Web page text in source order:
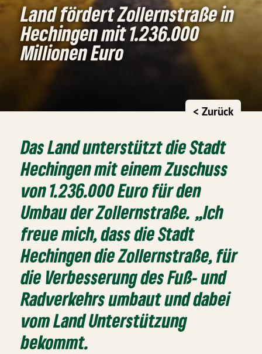
Land fördert Zollernstraße in
Hechingen mit 1.236.000
Millionen Euro
< Zurück
Das Land unterstützt die Stadt
Hechingen mit einem Zuschuss
von 1.236.000 Euro für den
Umbau der Zollernstraße. „Ich
freue mich, dass die Stadt
Hechingen die Zollernstraße, für
die Verbesserung des Fuß- und
Radverkehrs umbaut und dabei
vom Land Unterstützung
bekommt.